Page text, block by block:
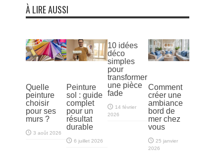
À LIRE AUSSI
Quelle
peinture
choisir
pour ses
murs ?
3 août 2026
Peinture
sol : guide
complet
pour un
résultat
durable
6 juillet 2026
10 idées
déco
simples
pour
transformer
une pièce
fade
14 février
2026
Comment
créer une
ambiance
bord de
mer chez
vous
25 janvier
2026